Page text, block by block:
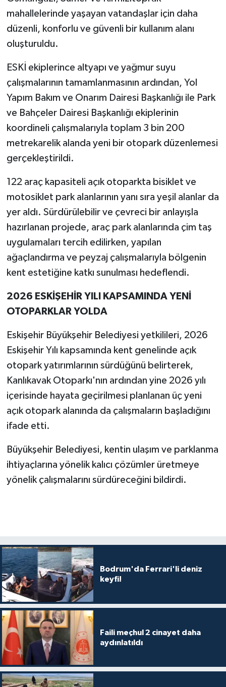
mahallelerinde yaşayan vatandaşlar için daha
düzenli, konforlu ve güvenli bir kullanım alanı
oluşturuldu.
ESKİ ekiplerince altyapı ve yağmur suyu
çalışmalarının tamamlanmasının ardından, Yol
Yapım Bakım ve Onarım Dairesi Başkanlığı ile Park
ve Bahçeler Dairesi Başkanlığı ekiplerinin
koordineli çalışmalarıyla toplam 3 bin 200
metrekarelik alanda yeni bir otopark düzenlemesi
gerçekleştirildi.
122 araç kapasiteli açık otoparkta bisiklet ve
motosiklet park alanlarının yanı sıra yeşil alanlar da
yer aldı. Sürdürülebilir ve çevreci bir anlayışla
hazırlanan projede, araç park alanlarında çim taş
uygulamaları tercih edilirken, yapılan
ağaçlandırma ve peyzaj çalışmalarıyla bölgenin
kent estetiğine katkı sunulması hedeflendi.
2026 ESKİŞEHİR YILI KAPSAMINDA YENİ
OTOPARKLAR YOLDA
Eskişehir Büyükşehir Belediyesi yetkilileri, 2026
Eskişehir Yılı kapsamında kent genelinde açık
otopark yatırımlarının sürdüğünü belirterek,
Kanlıkavak Otoparkı'nın ardından yine 2026 yılı
içerisinde hayata geçirilmesi planlanan üç yeni
açık otopark alanında da çalışmaların başladığını
ifade etti.
Büyükşehir Belediyesi, kentin ulaşım ve parklanma
ihtiyaçlarına yönelik kalıcı çözümler üretmeye
yönelik çalışmalarını sürdüreceğini bildirdi.
Bodrum'da Ferrari'li deniz
keyfi!
Faili meçhul 2 cinayet daha
aydınlatıldı